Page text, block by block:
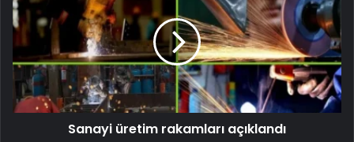
Sanayi üretim rakamları açıklandı